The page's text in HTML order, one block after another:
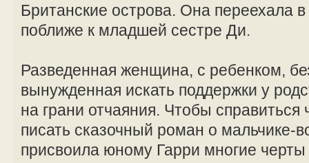
Британские острова. Она переехала
поближе к младшей сестре Ди.
Разведенная женщина, с ребенком,
вынужденная искать поддержки у
на грани отчаяния. Чтобы
писать сказочный роман о мальчике-
присвоила юному Гарри многие